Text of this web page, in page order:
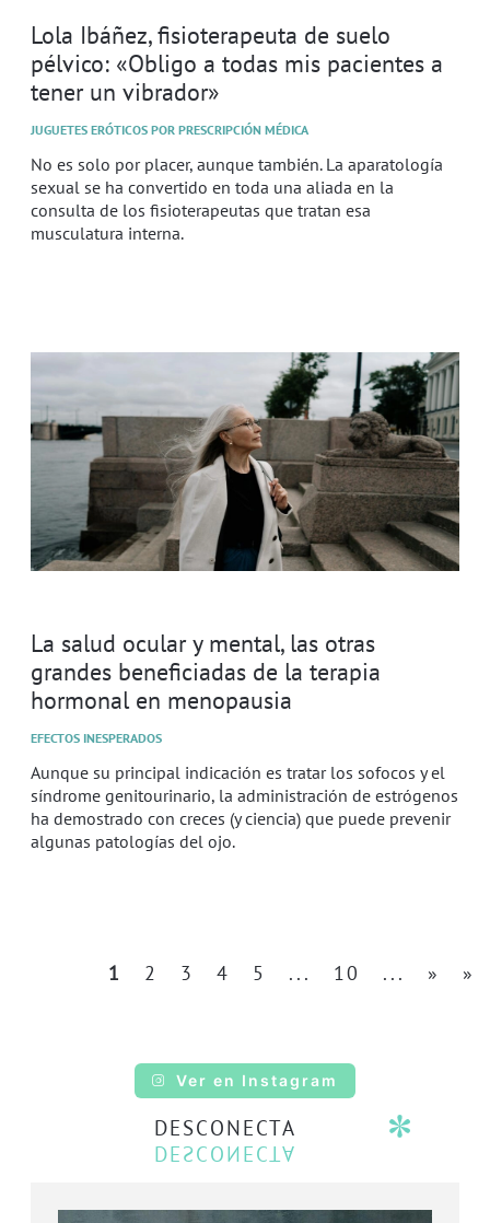
Lola Ibáñez, fisioterapeuta de suelo
pélvico: «Obligo a todas mis pacientes a
tener un vibrador»
JUGUETES ERÓTICOS POR PRESCRIPCIÓN MÉDICA
No es solo por placer, aunque también. La aparatología
sexual se ha convertido en toda una aliada en la
consulta de los fisioterapeutas que tratan esa
musculatura interna.
La salud ocular y mental, las otras
grandes beneficiadas de la terapia
hormonal en menopausia
EFECTOS INESPERADOS
Aunque su principal indicación es tratar los sofocos y el
síndrome genitourinario, la administración de estrógenos
ha demostrado con creces (y ciencia) que puede prevenir
algunas patologías del ojo.
1 2 3 4 5 ... 10 ... » »
Ver en Instagram
DESCONECTA